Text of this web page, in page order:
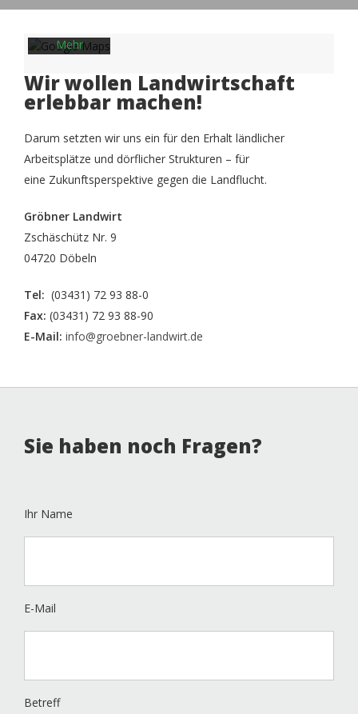
von
Mehr
Karte
laden
Google
Maps immer
entsperren
Wir wollen Landwirtschaft
erlebbar machen!
Darum setzten wir uns ein für den Erhalt ländlicher
Arbeitsplätze und dörflicher Strukturen – für
eine Zukunftsperspektive gegen die Landflucht.
Gröbner Landwirt
Zschäschütz Nr. 9
04720 Döbeln
Tel: (03431) 72 93 88-0
Fax: (03431) 72 93 88-90
E-Mail: info@groebner-landwirt.de
Sie haben noch Fragen?
Ihr Name
E-Mail
Betreff